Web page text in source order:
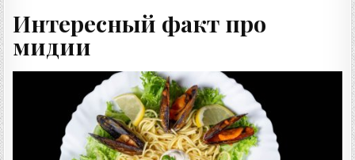
Интересный факт про
мидии